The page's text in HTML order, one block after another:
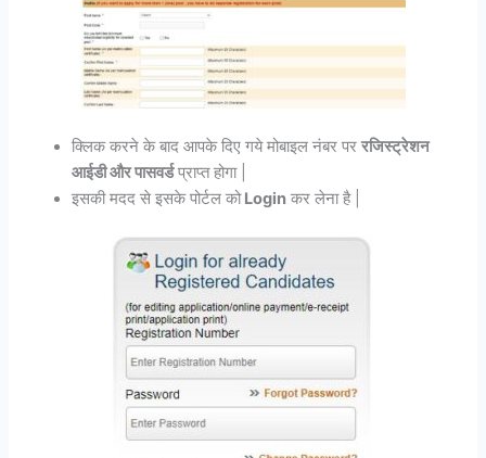
क्लिक करने के बाद आपके दिए गये मोबाइल नंबर पररजिस्ट्रेशन
आईडी और पासवर्डप्राप्त होगा |
इसकी मदद से इसके पोर्टल कोLogin कर लेना है |